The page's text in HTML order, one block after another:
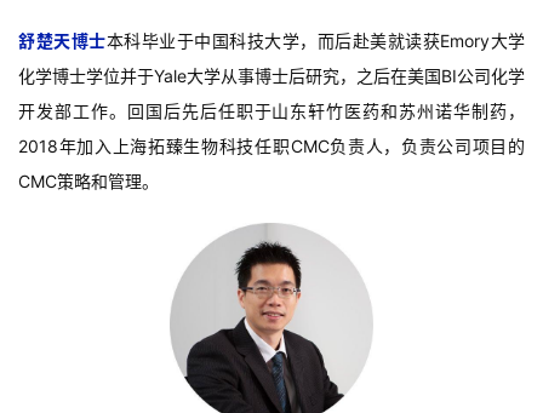
舒楚天博士本科毕业于中国科技大学，而后赴美就读获Emory大学
化学博士学位并于Yale大学从事博士后研究，之后在美国BI公司化学
开发部工作。回国后先后任职于山东轩竹医药和苏州诺华制药，
2018年加入上海拓臻生物科技任职CMC负责人，负责公司项目的
CMC策略和管理。